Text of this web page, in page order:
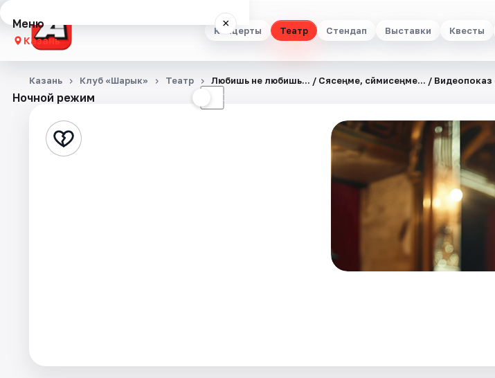
Концерты Театр Стендап Выставки Квесты
Меню ×
Казань
Концерты
Стендап
Ночной режим ☾
Казань Клуб «Шарык» Театр Любишь не любишь… / Cөясеңме, сөймисеңме... /